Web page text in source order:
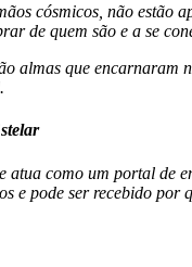
cósmicos, não estão
de quem são e a se
almas que
como um portal de
e pode ser recebido